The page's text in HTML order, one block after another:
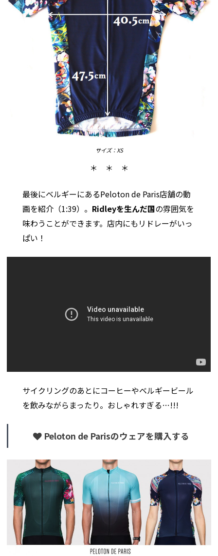
サイズ：XS
＊ ＊ ＊
最後にベルギーにあるPeloton de Paris店舗の動
画を紹介（1:39）。 Ridleyを生んだ国の雰囲気を
味わうことができます。店内にもリドレーがいっ
ぱい！
サイクリングのあとにコーヒーやベルギービール
を飲みながらまったり。おしゃれすぎる…!!!
Peloton de Parisのウェアを購入する